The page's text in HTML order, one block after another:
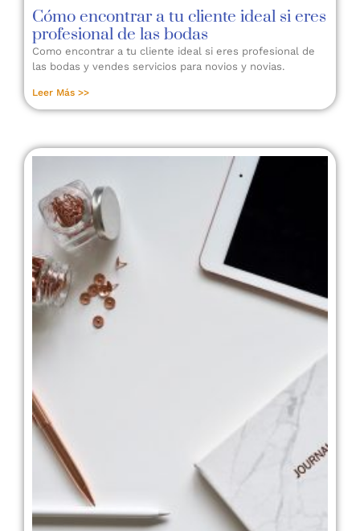
Cómo encontrar a tu cliente ideal si eres
profesional de las bodas
Como encontrar a tu cliente ideal si eres profesional de
las bodas y vendes servicios para novios y novias.
Leer Más >>